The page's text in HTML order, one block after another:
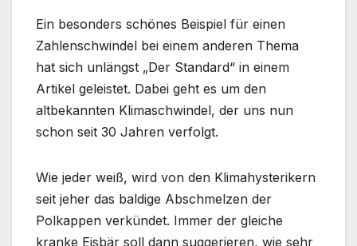
Ein besonders schönes Beispiel für einen
Zahlenschwindel bei einem anderen Thema
hat sich unlängst „Der Standard“ in einem
Artikel geleistet. Dabei geht es um den
altbekannten Klimaschwindel, der uns nun
schon seit 30 Jahren verfolgt.
Wie jeder weiß, wird von den Klimahysterikern
seit jeher das baldige Abschmelzen der
Polkappen verkündet. Immer der gleiche
kranke Eisbär soll dann suggerieren, wie sehr